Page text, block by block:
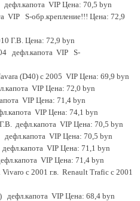
VIP Цена: 70,5 byn
VIP S-обр.крепление!!! Цена: 72,9
Г.В. Цена: 72,9 byn
дефл.капота VIP S-
(D40) с 2005 VIP Цена: 69,9 byn
VIP Цена: 72,0 byn
VIP Цена: 71,4 byn
VIP Цена: 74,1 byn
дефл.капота VIP Цена: 70,5 byn
VIP Цена: 70,5 byn
VIP Цена: 71,1 byn
VIP Цена: 71,4 byn
Vivaro с 2001 г.в. Renault Trafic с 2001
дефл.капота VIP Цена: 68,4 byn